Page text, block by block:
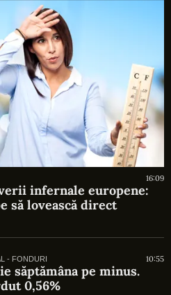
16:09
infernale europene:
să lovească direct
- FONDURI 10:55
săptămâna pe minus.
0,56%